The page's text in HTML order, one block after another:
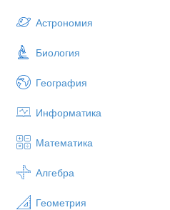
Астрономия
Биология
География
Информатика
Математика
Алгебра
Геометрия